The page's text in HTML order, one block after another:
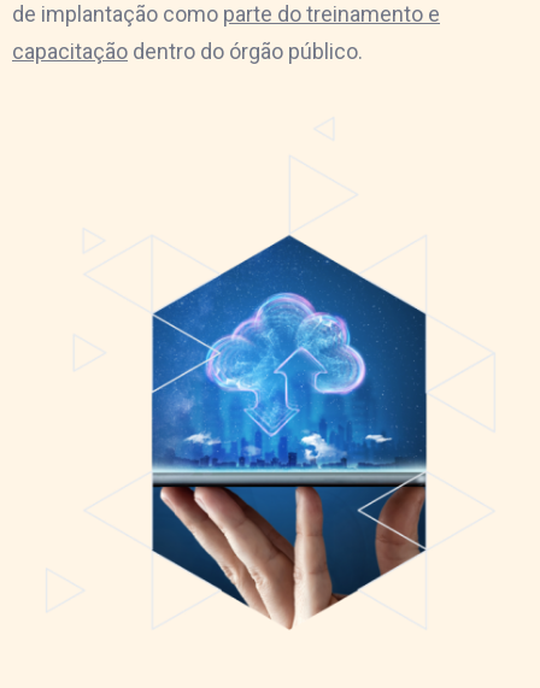
de implantação como parte do treinamento e
capacitação dentro do órgão público.